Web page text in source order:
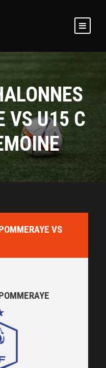
VS U15 C
VS